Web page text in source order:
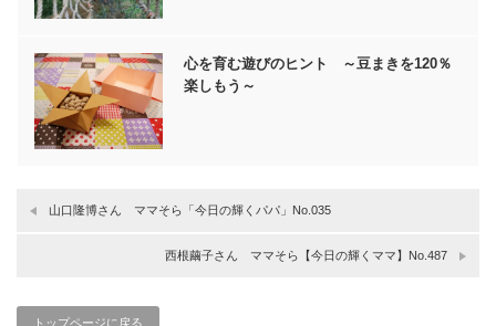
心を育む遊びのヒント ～豆まきを120％
楽しもう～
山口隆博さん ママそら「今日の輝くパパ」No.035
西根繭子さん ママそら【今日の輝くママ】No.487
トップページに戻る